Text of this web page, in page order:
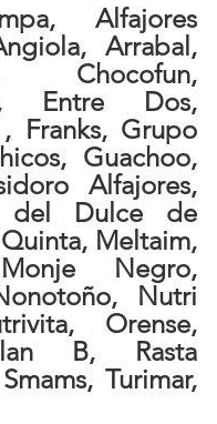
Alfajores
Arrabal,
Chocofun,
Entre Dos,
Franks, Grupo
Guachoo,
Alfajores,
del Dulce de
Meltaim,
Negro,
Nutri
Orense,
B, Rasta
Turimar,